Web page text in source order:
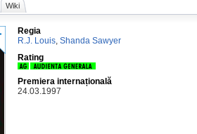
Wiki
Regia
R.J. Louis, Shanda Sawyer
Rating
Premiera internațională
24.03.1997